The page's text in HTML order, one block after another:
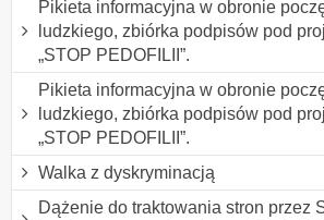
Pikieta informacyjna w obronie
ludzkiego, zbiórka podpisów pod
„STOP PEDOFILII”.
Pikieta informacyjna w obronie
ludzkiego, zbiórka podpisów pod
„STOP PEDOFILII”.
Walka z dyskryminacją
Dążenie do traktowania stron przez